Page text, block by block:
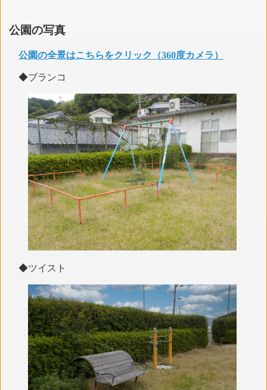
公園の写真
公園の全景はこちらをクリック（360度カメラ）
◆ブランコ
◆ツイスト